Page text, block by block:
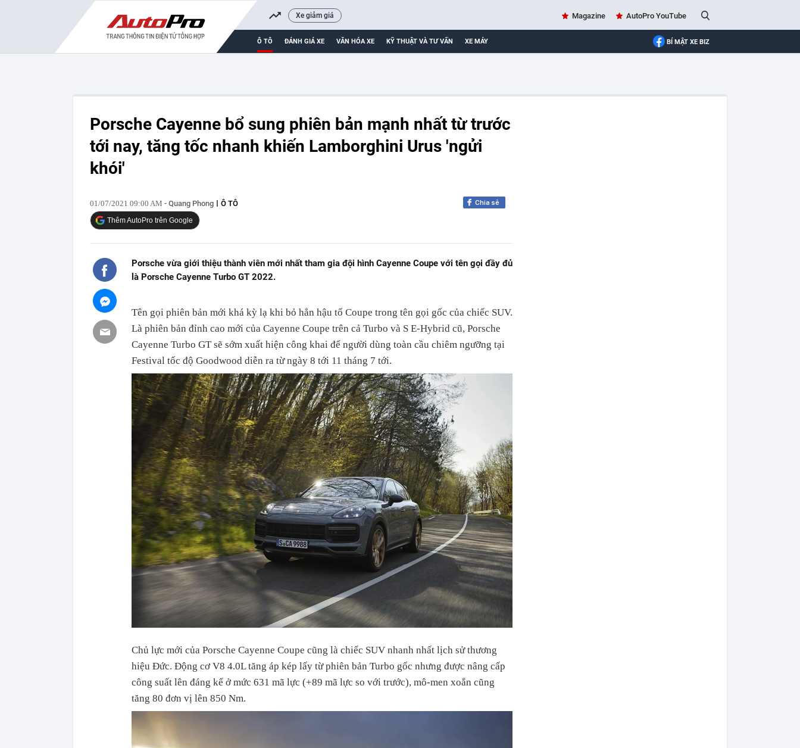
Xe giảm giá Magazine AutoPro YouTube
Ô TÔ ĐÁNH GIÁ XE VĂN HÓA XE KỸ THUẬT VÀ TƯ VẤN XE MÁY BÍ MẬT XE BIZ
Porsche Cayenne bổ sung phiên bản mạnh nhất từ trước
tới nay, tăng tốc nhanh khiến Lamborghini Urus 'ngửi
khói'
01/07/2021 09:00 AM - Quang Phong Ô TÔ Chia sẻ
Thêm AutoPro trên Google
Porsche vừa giới thiệu thành viên mới nhất tham gia đội hình Cayenne Coupe với tên gọi đầy đủ
là Porsche Cayenne Turbo GT 2022.
Tên gọi phiên bản mới khá kỳ lạ khi bỏ hẳn hậu tố Coupe trong tên gọi gốc của chiếc SUV.
Là phiên bản đỉnh cao mới của Cayenne Coupe trên cả Turbo và S E-Hybrid cũ, Porsche
Cayenne Turbo GT sẽ sớm xuất hiện công khai để người dùng toàn cầu chiêm ngưỡng tại
Festival tốc độ Goodwood diễn ra từ ngày 8 tới 11 tháng 7 tới.
Chủ lực mới của Porsche Cayenne Coupe cũng là chiếc SUV nhanh nhất lịch sử thương
hiệu Đức. Động cơ V8 4.0L tăng áp kép lấy từ phiên bản Turbo gốc nhưng được nâng cấp
công suất lên đáng kể ở mức 631 mã lực (+89 mã lực so với trước), mô-men xoắn cũng
tăng 80 đơn vị lên 850 Nm.